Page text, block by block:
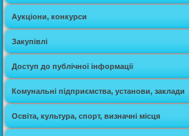
Аукціони, конкурси
Закупівлі
Доступ до публічної інформації
Комунальні підприємства, установи, заклади
Освіта, культура, спорт, визначні місця